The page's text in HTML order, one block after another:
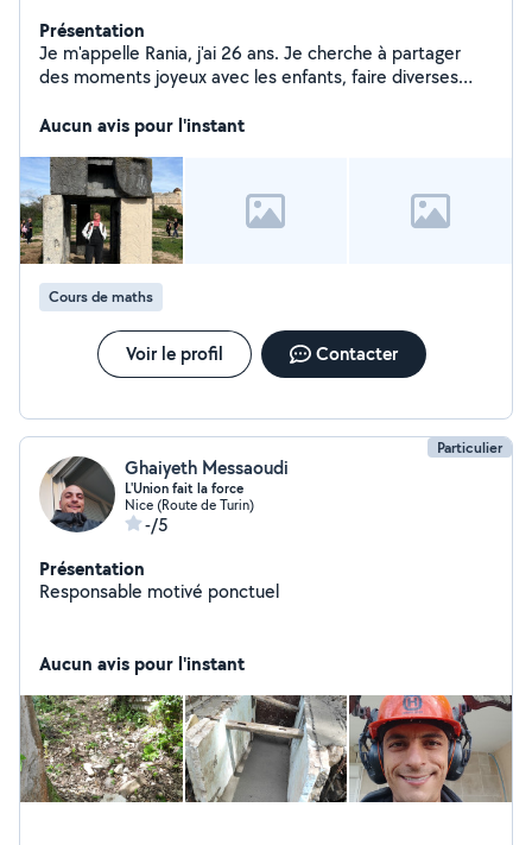
Présentation
Je m'appelle Rania, j'ai 26 ans. Je cherche à partager
des moments joyeux avec les enfants, faire diverses
ouverte à des cours supp en maths jusqu'au niveau
Aucun avis pour l'instant
Cours de maths
Voir le profil Contacter
Particulier
Ghaiyeth Messaoudi
L'Union fait la force
Nice (Route de Turin)
-/5
Présentation
Responsable motivé ponctuel
Aucun avis pour l'instant